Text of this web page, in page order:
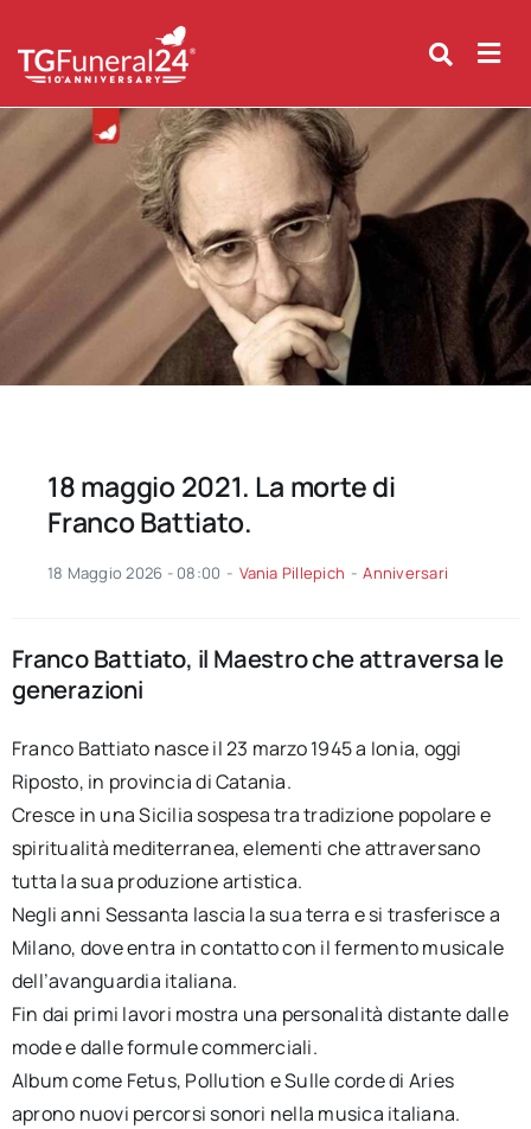
content
18 maggio 2021. La morte di
Franco Battiato.
18 Maggio 2026 - 08:00 - Vania Pillepich - Anniversari
Franco Battiato, il Maestro che attraversa le
generazioni
Franco Battiato nasce il 23 marzo 1945 a Ionia, oggi
Riposto, in provincia di Catania.
Cresce in una Sicilia sospesa tra tradizione popolare e
spiritualità mediterranea, elementi che attraversano
tutta la sua produzione artistica.
Negli anni Sessanta lascia la sua terra e si trasferisce a
Milano, dove entra in contatto con il fermento musicale
dell’avanguardia italiana.
Fin dai primi lavori mostra una personalità distante dalle
mode e dalle formule commerciali.
Album come Fetus, Pollution e Sulle corde di Aries
aprono nuovi percorsi sonori nella musica italiana.